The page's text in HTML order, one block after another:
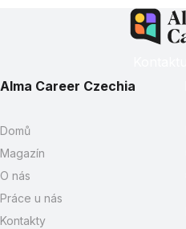
Alma Career Czechia
Domů
Magazín
O nás
Práce u nás
Kontakty